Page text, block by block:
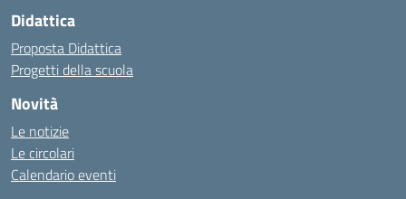
Didattica
Proposta Didattica
Progetti della scuola
Novità
Le notizie
Le circolari
Calendario eventi